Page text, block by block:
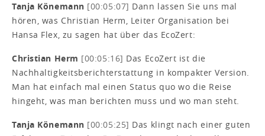
Tanja Könemann [00:05:07] Dann lassen Sie uns mal
hören, was Christian Herm, Leiter Organisation bei
Hansa Flex, zu sagen hat über das EcoZert:
Christian Herm [00:05:16] Das EcoZert ist die
Nachhaltigkeitsberichterstattung in kompakter Version.
Man hat einfach mal einen Status quo wo die Reise
hingeht, was man berichten muss und wo man steht.
Tanja Könemann [00:05:25] Das klingt nach einer guten